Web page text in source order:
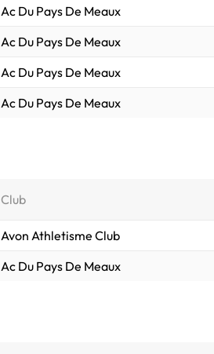
Ac Du Pays De Meaux
Ac Du Pays De Meaux
Ac Du Pays De Meaux
Ac Du Pays De Meaux
Club
Avon Athletisme Club
Ac Du Pays De Meaux